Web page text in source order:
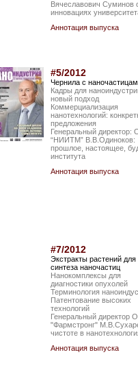
Вячеславович Суминов
инновациях
Аннотация выпуска
#5/2012
Чернила с
Кадры для
новый подход
Коммерциализация
нанотехнологий:
предложения
Генеральный директор:
“НИИТМ” В.В.Одиноков:
прошлое, настоящее,
института
Аннотация выпуска
#7/2012
Экстракты растений для
синтеза наночастиц
Нанокомплексы для
диагностики опухолей
Терминология
Патентование высоких
технологий
Генеральный директор
"Фармстронг"
чистоте в
Аннотация выпуска